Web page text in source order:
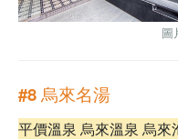
圖
#8 烏來名湯
平價溫泉 烏來溫泉 烏來